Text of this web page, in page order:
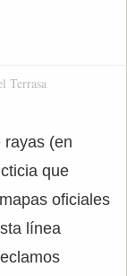
Terrasa
rayas (en
que
oficiales
línea